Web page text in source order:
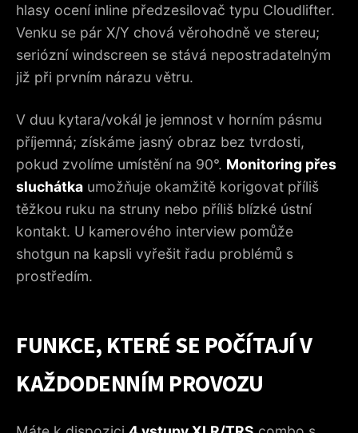
hlasy ocení inline předzesilovač typu Cloudlifter.
Venku se pár X/Y chová věrohodně ve stereu;
seriózní windscreen se stává nepostradatelným
již při prvním nárazu větru.
V duu kytara/vokál je jemnost v horním pásmu
příjemná; získáme jasný obraz bez tvrdosti,
pokud zvolíme umístění na 90°. Monitoring přes
sluchátka umožňuje okamžitě korigovat příliš
těžkou ruku na struny nebo příliš blízké ústní
kontakt. U kamerového interview pomůže
shotgun na kapsli vyřešit řadu problémů s
prostředím.
FUNKCE, KTERÉ SE POČÍTAJÍ V
KAŽDODENNÍM PROVOZU